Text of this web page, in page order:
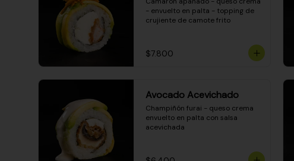
- envuelto en palta - topping de
crujiente de camote frito
$7.800
Avocado Acevichado
Champiñón furai - queso crema
envuelto en palta con salsa
acevichada